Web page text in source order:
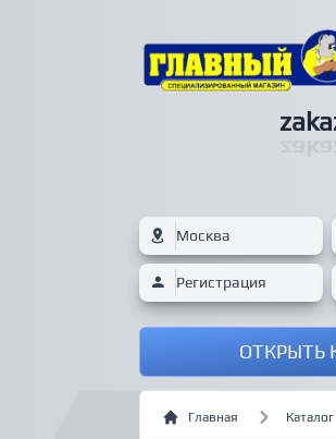
Москва
Регистрация
ОТКРЫТЬ
Главная Каталог